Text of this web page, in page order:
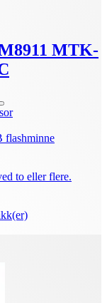
MTK-
to eller flere.